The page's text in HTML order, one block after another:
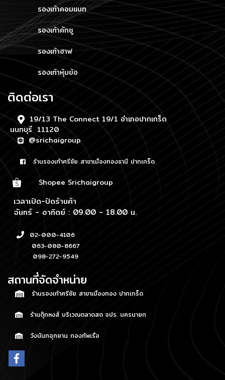
รองเท้าคอมแบท
รองเท้าคัทชู
รองเท้าฮาฟ
รองเท้าหุ้มข้อ
ติดต่อเรา
19/13 The Connect 19/1 อำเภอปากเกร็ด
นนทบุรี 11120
@srichaigroup
ร้านรองเท้าศรีชัย สาขาเมืองทองธานี ปากเกร็ด
Shopee Srichaigroup
เวลาเปิด-ปิดร้านค้า
จันทร์ - อาทิตย์ : 09.00 - 18.00 น.
02-000-4106
063-080-8667
098-272-9549
สถานที่จัดจำหน่าย
ร้านรองเท้าศรีชัย สาขาเมืองทอง ปากเกร็ด
ร้านตุ๊กหงส์ บริเวณตลาดสด จปร. นครนายก
วังนันทอุทยาน กองทัพเรือ